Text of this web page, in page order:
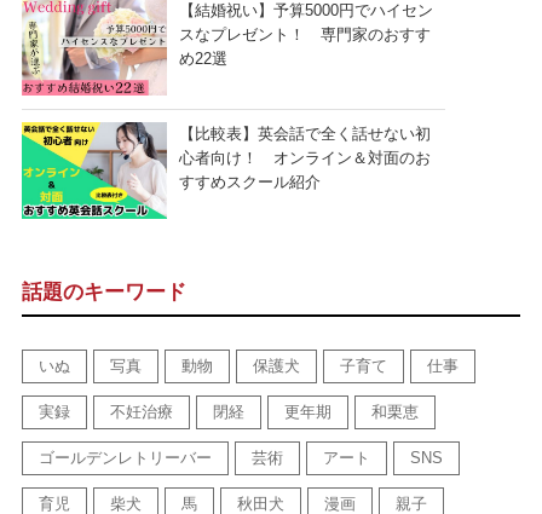
【結婚祝い】予算5000円でハイセン
スなプレゼント！ 専門家のおすす
め22選
【比較表】英会話で全く話せない初
心者向け！ オンライン＆対面のお
すすめスクール紹介
話題のキーワード
いぬ 写真 動物 保護犬 子育て 仕事
実録 不妊治療 閉経 更年期 和栗恵
ゴールデンレトリーバー 芸術 アート SNS
育児 柴犬 馬 秋田犬 漫画 親子